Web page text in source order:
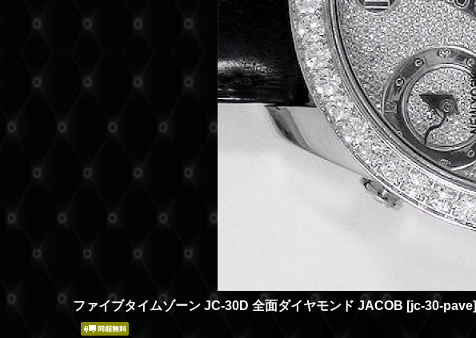
ファイブタイムゾーン JC-30D 全面ダイヤモンド JACOB [jc-30-pave]